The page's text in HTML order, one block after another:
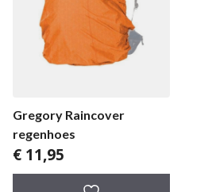
Gregory Raincover
regenhoes
€ 11,95